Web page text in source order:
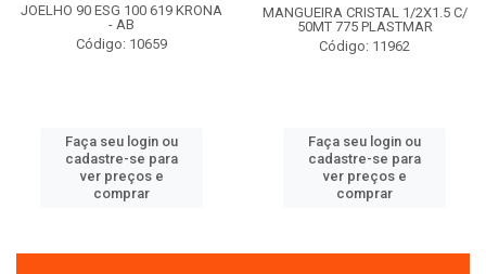
JOELHO 90 ESG 100 619 KRONA
- AB
Código: 10659
Faça seu login ou
cadastre-se para
ver preços e
comprar
MANGUEIRA CRISTAL 1/2X1.5 C/
50MT 775 PLASTMAR
Código: 11962
Faça seu login ou
cadastre-se para
ver preços e
comprar